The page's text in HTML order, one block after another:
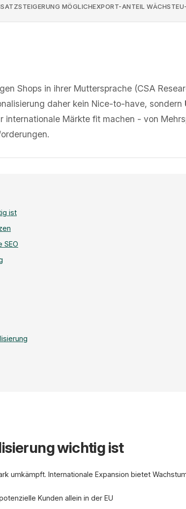
MÖGLICHEXPORT-ANTEIL WÄCHST
Shops in ihrer Muttersprache (CSA
daher kein Nice-to-have, sondern
internationale Märkte fit machen - von
ist
SEO
€ EUR
MwSt inkl.
VAT incl.
wichtig ist
umkämpft. Internationale Expansion bietet
Kunden allein in der EU